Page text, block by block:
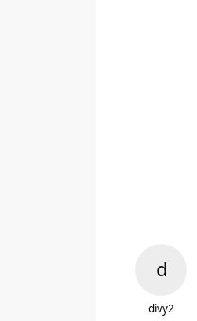
divy2